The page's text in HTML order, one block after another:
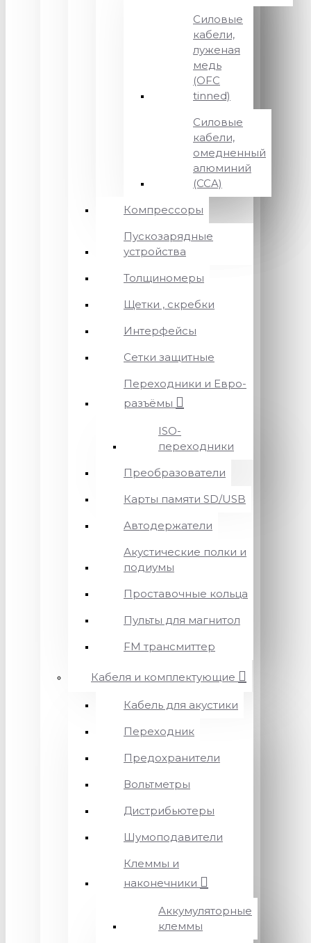
Силовые
кабели,
луженая
медь
(OFC
tinned)
Силовые
кабели,
омедненный
алюминий
(CCA)
Компрессоры
Пускозарядные
устройства
Толщиномеры
Щетки , скребки
Интерфейсы
Сетки защитные
Переходники и Евро-
разъёмы
ISO-
переходники
Преобразователи
Карты памяти SD/USB
Автодержатели
Акустические полки и
подиумы
Проставочные кольца
Пульты для магнитол
FM трансмиттер
Кабеля и комплектующие
Кабель для акустики
Переходник
Предохранители
Вольтметры
Дистрибьютеры
Шумоподавители
Клеммы и
наконечники
Аккумуляторные
клеммы